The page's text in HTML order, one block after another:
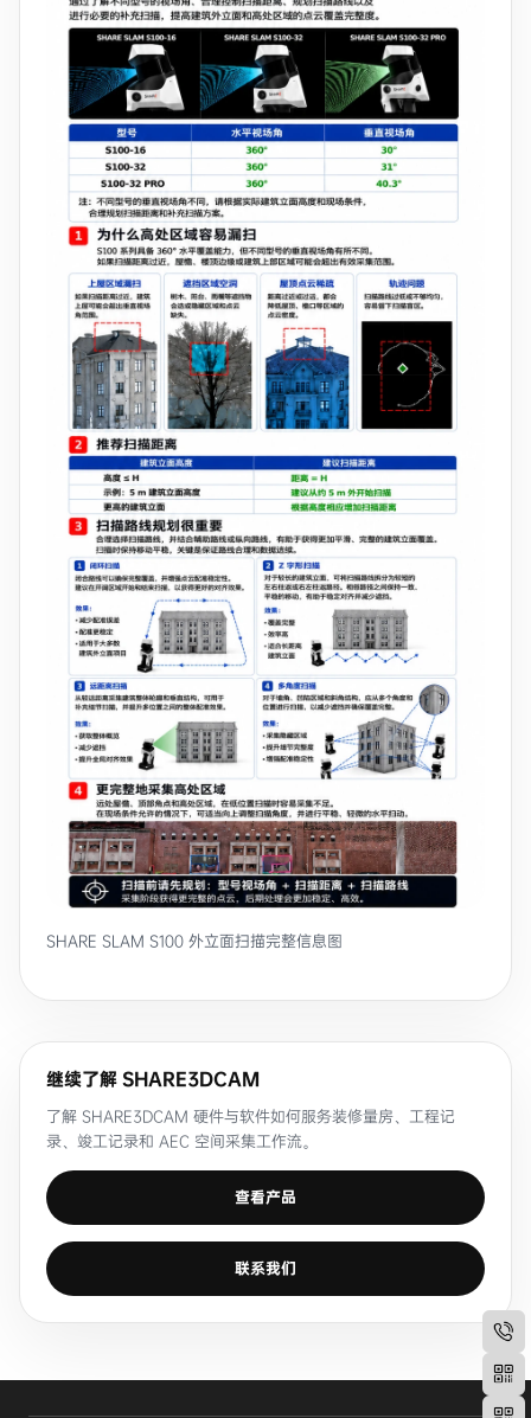
SHARE SLAM S100 外立面扫描完整信息图
继续了解 SHARE3DCAM
了解 SHARE3DCAM 硬件与软件如何服务装修量房、工程记
录、竣工记录和 AEC 空间采集工作流。
查看产品
联系我们